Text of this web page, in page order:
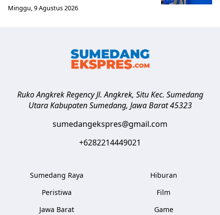
Minggu, 9 Agustus 2026
Ruko Angkrek Regency Jl. Angkrek, Situ Kec. Sumedang
Utara Kabupaten Sumedang, Jawa Barat 45323
sumedangekspres@gmail.com
+6282214449021
Sumedang Raya
Peristiwa
Jawa Barat
Hiburan
Film
Game